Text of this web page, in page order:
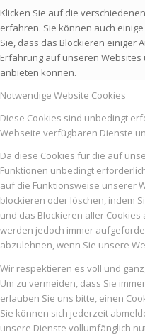
Klicken Sie auf die
erfahren. Sie können auch
Sie, dass das Blockieren einiger
Erfahrung auf unseren
anbieten können.
Notwendige Website Cookies
Diese Cookies sind unbedingt
Webseite verfügbaren Dienste
Da diese Cookies für die auf
Funktionen unbedingt
auf die Funktionsweise unserer
blockieren oder löschen, indem
und das Blockieren aller
werden jedoch immer
abzulehnen, wenn Sie unsere
Wir respektieren es voll und
Um zu vermeiden, dass Sie
erlauben Sie uns bitte, einen
Sie können sich jederzeit
unsere Dienste vollumfänglich